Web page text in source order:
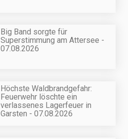
Big Band sorgte für
Superstimmung am Attersee -
07.08.2026
Höchste Waldbrandgefahr:
Feuerwehr löschte ein
verlassenes Lagerfeuer in
Garsten - 07.08.2026